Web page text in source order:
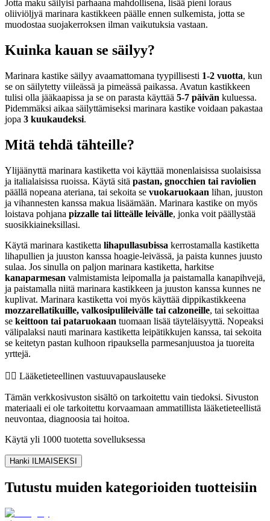
Jotta maku säilyisi parhaana mahdollisena, lisää pieni loraus
oliiviöljyä marinara kastikkeen päälle ennen sulkemista, jotta se
muodostaa suojakerroksen ilman vaikutuksia vastaan.
Kuinka kauan se säilyy?
Marinara kastike säilyy avaamattomana tyypillisesti 1-2 vuotta, kun
se on säilytetty viileässä ja pimeässä paikassa. Avatun kastikkeen
tulisi olla jääkaapissa ja se on parasta käyttää 5-7 päivän kuluessa.
Pidemmäksi aikaa säilyttämiseksi marinara kastike voidaan pakastaa
jopa 3 kuukaudeksi.
Mitä tehdä tähteille?
Ylijäänyttä marinara kastiketta voi käyttää monenlaisissa suolaisissa
ja italialaisissa ruoissa. Käytä sitä pastan, gnocchien tai raviolien
päällä nopeana ateriana, tai sekoita se vuokaruokaan lihan, juuston
ja vihannesten kanssa makua lisäämään. Marinara kastike on myös
loistava pohjana pizzalle tai litteälle leivälle, jonka voit päällystää
suosikkiaineksillasi.
Käytä marinara kastiketta lihapullasubissa kerrostamalla kastiketta
lihapullien ja juuston kanssa hoagie-leivässä, ja paista kunnes juusto
sulaa. Jos sinulla on paljon marinara kastiketta, harkitse
kanaparmesan valmistamista leipomalla ja paistamalla kanapihvejä,
ja paistamalla niitä marinara kastikkeen ja juuston kanssa kunnes ne
kuplivat. Marinara kastiketta voi myös käyttää dippikastikkeena
mozzarellatikuille, valkosipulileivälle tai calzoneille, tai sekoittaa
se keittoon tai pataruokaan tuomaan lisää täyteläisyyttä. Nopeaksi
välipalaksi nauti marinara kastiketta leipätikkujen kanssa, tai sekoita
se keitetyn pastan kulhoon ripauksella parmesanjuustoa ja tuoreita
yrttejä.
👨‍⚕️️ Lääketieteellinen vastuuvapauslauseke
Tämän verkkosivuston sisältö on tarkoitettu vain tiedoksi. Sivuston
materiaali ei ole tarkoitettu korvaamaan ammatillista lääketieteellistä
neuvontaa, diagnoosia tai hoitoa.
Käytä yli 1000 tuotetta sovelluksessa
Hanki ILMAISEKSI
Tutustu muiden kategorioiden tuotteisiin